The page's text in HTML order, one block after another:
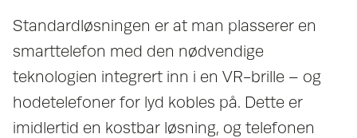
Standardløsningen er at man plasserer en
smarttelefon med den nødvendige
teknologien integrert inn i en VR-brille – og
hodetelefoner for lyd kobles på. Dette er
imidlertid en kostbar løsning, og telefonen